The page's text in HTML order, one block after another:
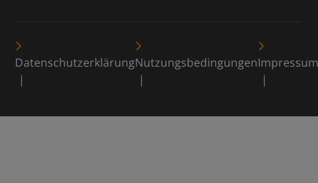
DatenschutzerklärungNutzungsbedingungenImpressum